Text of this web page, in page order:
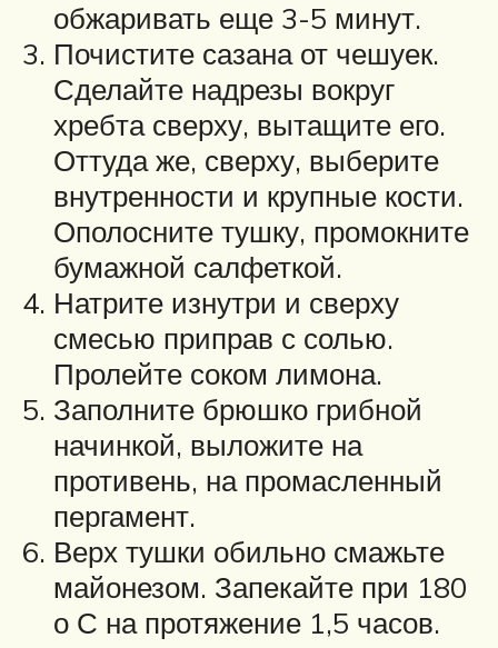
обжаривать еще 3-5 минут.
Почистите сазана от чешуек.
Сделайте надрезы вокруг
хребта сверху, вытащите его.
Оттуда же, сверху, выберите
внутренности и крупные кости.
Ополосните тушку, промокните
бумажной салфеткой.
Натрите изнутри и сверху
смесью приправ с солью.
Пролейте соком лимона.
Заполните брюшко грибной
начинкой, выложите на
противень, на промасленный
пергамент.
Верх тушки обильно смажьте
майонезом. Запекайте при 180
о С на протяжение 1,5 часов.